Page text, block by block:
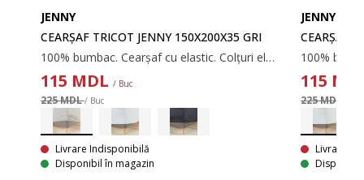
JENNY
CEARȘAF TRICOT JENNY 150X200X35 GRI
100% bumbac. Cearșaf cu elastic. Colțuri elastice. 140/150x200x35 cm
115 MDL / Buc
225 MDL/ Buc
Livrare Indisponibilă
Disponibil în magazin
JENNY
CEARȘAF
115
225 MDL
Livrare
Disponibil